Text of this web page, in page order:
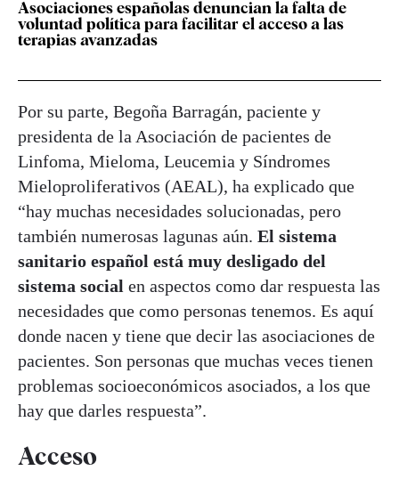
Asociaciones españolas denuncian la falta de
voluntad política para facilitar el acceso a las
terapias avanzadas
Por su parte, Begoña Barragán, paciente y
presidenta de la Asociación de pacientes de
Linfoma, Mieloma, Leucemia y Síndromes
Mieloproliferativos (AEAL), ha explicado que
“hay muchas necesidades solucionadas, pero
también numerosas lagunas aún. El sistema
sanitario español está muy desligado del
sistema social en aspectos como dar respuesta las
necesidades que como personas tenemos. Es aquí
donde nacen y tiene que decir las asociaciones de
pacientes. Son personas que muchas veces tienen
problemas socioeconómicos asociados, a los que
hay que darles respuesta”.
Acceso